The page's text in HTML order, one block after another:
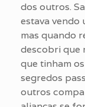
dos outros.
estava vendo
mas quando
descobri que
que tinham
segredos
outros